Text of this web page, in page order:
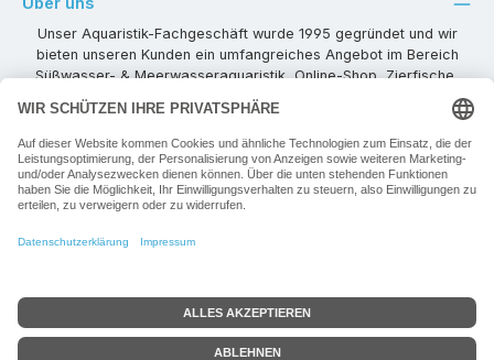
Unser Aquaristik-Fachgeschäft wurde 1995 gegründet und wir
bieten unseren Kunden ein umfangreiches Angebot im Bereich
Süßwasser- & Meerwasseraquaristik, Online-Shop, Zierfische,
Pflanzen, Aquarienkombinationen, Technikzubehör usw. ! Als
kompetenter Aquaristik-Fachhandelspartner stehen wir Ihnen für
alle Ihre Projekte und Einrichtungs- oder Besatzwünsche zur
Verfügung!
Besuchen Sie uns in unseren Räumlichkeiten oder senden Sie uns
Vertrag widerrufen